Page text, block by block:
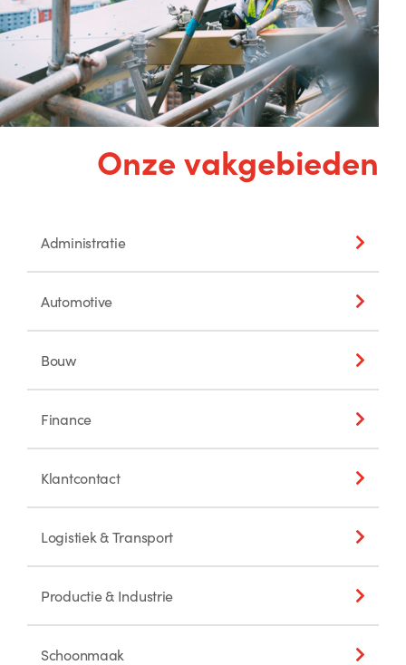
Onze vakgebieden
Administratie
Automotive
Bouw
Finance
Klantcontact
Logistiek & Transport
Productie & Industrie
Schoonmaak